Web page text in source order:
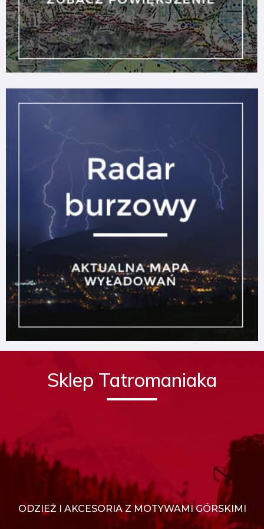
Sklep Tatromaniaka
ODZIEŻ I AKCESORIA Z MOTYWAMI GÓRSKIMI